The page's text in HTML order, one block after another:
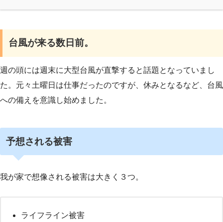
台風が来る数日前。
週の頭には週末に大型台風が直撃すると話題となっていまし
た。元々土曜日は仕事だったのですが、休みとなるなど、台風
への備えを意識し始めました。
予想される被害
我が家で想像される被害は大きく３つ。
ライフライン被害